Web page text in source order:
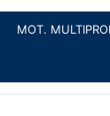
MOT.